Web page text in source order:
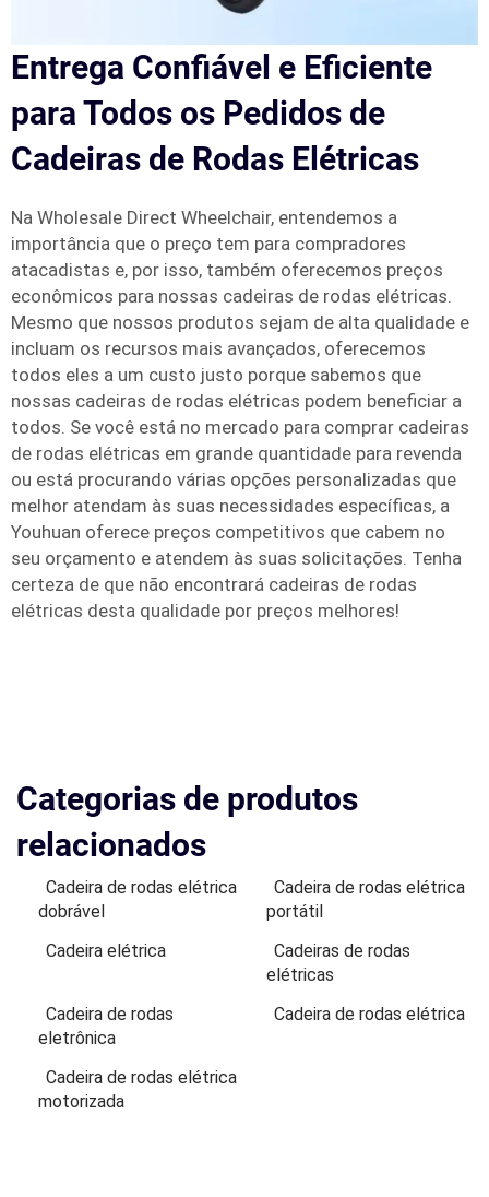
Entrega Confiável e Eficiente
para Todos os Pedidos de
Cadeiras de Rodas Elétricas
Na Wholesale Direct Wheelchair, entendemos a
importância que o preço tem para compradores
atacadistas e, por isso, também oferecemos preços
econômicos para nossas cadeiras de rodas elétricas.
Mesmo que nossos produtos sejam de alta qualidade e
incluam os recursos mais avançados, oferecemos
todos eles a um custo justo porque sabemos que
nossas cadeiras de rodas elétricas podem beneficiar a
todos. Se você está no mercado para comprar cadeiras
de rodas elétricas em grande quantidade para revenda
ou está procurando várias opções personalizadas que
melhor atendam às suas necessidades específicas, a
Youhuan oferece preços competitivos que cabem no
seu orçamento e atendem às suas solicitações. Tenha
certeza de que não encontrará cadeiras de rodas
elétricas desta qualidade por preços melhores!
Categorias de produtos
relacionados
Cadeira de rodas elétrica
dobrável
Cadeira de rodas elétrica
portátil
Cadeira elétrica
Cadeiras de rodas
elétricas
Cadeira de rodas
eletrônica
Cadeira de rodas elétrica
Cadeira de rodas elétrica
motorizada